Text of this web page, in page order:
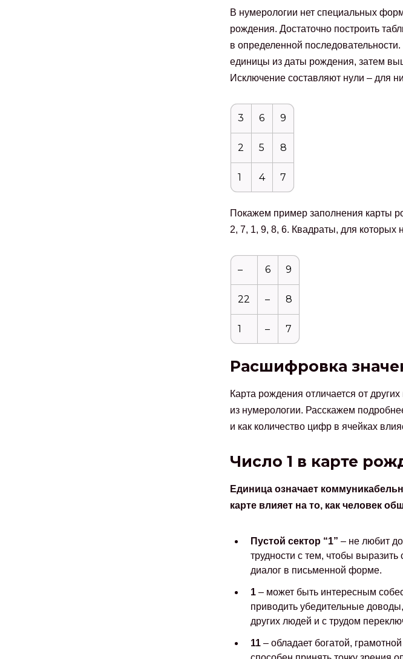
В нумерологии нет специальных
рождения. Достаточно построить
в определенной
единицы из даты рождения, затем
Исключение составляют нули – для
3 6 9
2 5 8
1 4 7
Покажем пример заполнения карты
2, 7, 1, 9, 8, 6. Квадраты, для которых
– 6 9
22 – 8
1 – 7
Расшифровка
Карта рождения отличается от
из нумерологии. Расскажем
и как количество цифр в ячейках
Число 1 в карте
Единица означает
карте влияет на то, как человек
Пустой сектор “1” – не любит
трудности с тем, чтобы выразить
диалог в письменной форме.
1– может быть интересным
приводить убедительные
других людей и с трудом
11– обладает богатой,